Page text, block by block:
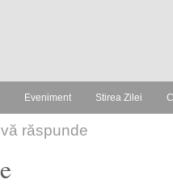
Eveniment Stirea Zilei
răspunde